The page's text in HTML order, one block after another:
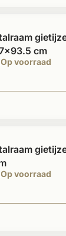
Op voorraad
cm
Op voorraad